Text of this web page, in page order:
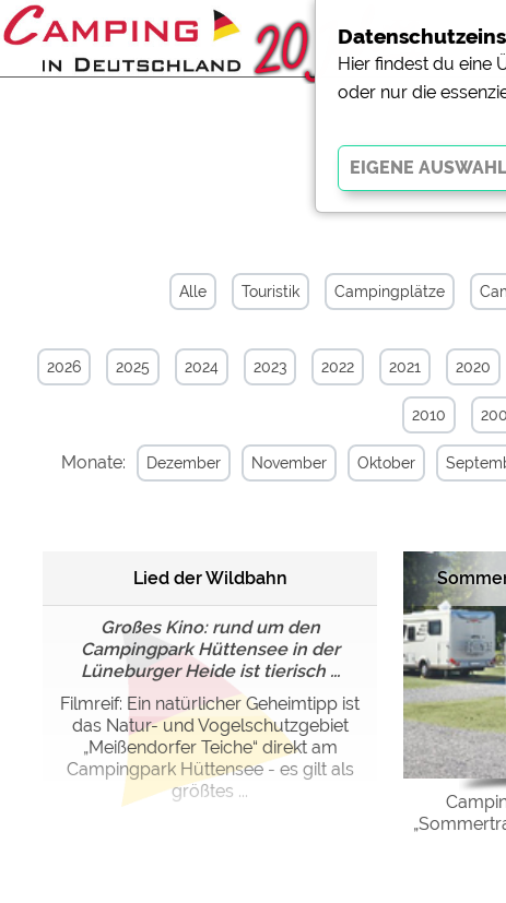
News-
Alle Touristik Campingplätze
2026 2025 2024 2023 2022 2021 2020
2010
Monate: Dezember November Oktober
Lied der Wildbahn
Großes Kino: rund um den
Campingpark Hüttensee in der
Lüneburger Heide ist tierisch ...
Filmreif: Ein natürlicher Geheimtipp ist
das Natur- und Vogelschutzgebiet
„Meißendorfer Teiche“ direkt am
Campingpark Hüttensee - es gilt als
größtes ...
Hier findest du eine
oder nur die
der Website dringend
funktionieren
Externe Medien
YouTube (Videos von
Campingplatzvorschau
Campingplätzen)
Google Maps
Statistiken
Google Analytics
Marketing
Google Ads
Google AdSense
Google Remarketing
Die